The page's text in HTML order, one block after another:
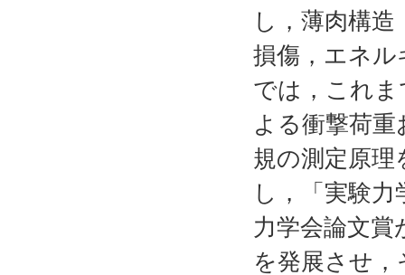
し，薄肉構
損傷，エネル
では，これ
よる衝撃荷
規の測定原
し，「実験
力学会論文
を発展させ